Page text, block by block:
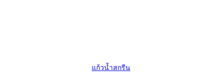
แก้วน้ำสกรีน